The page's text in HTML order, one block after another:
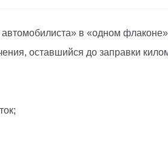
в «одном
оставшийся до заправки